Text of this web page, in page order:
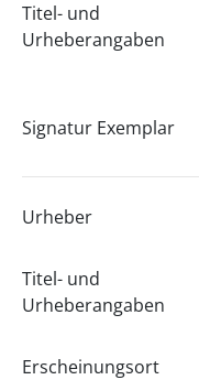
Titel- und
Urheberangaben
Signatur Exemplar
Urheber
Titel- und
Urheberangaben
Erscheinungsort